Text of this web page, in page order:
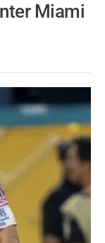
Miami